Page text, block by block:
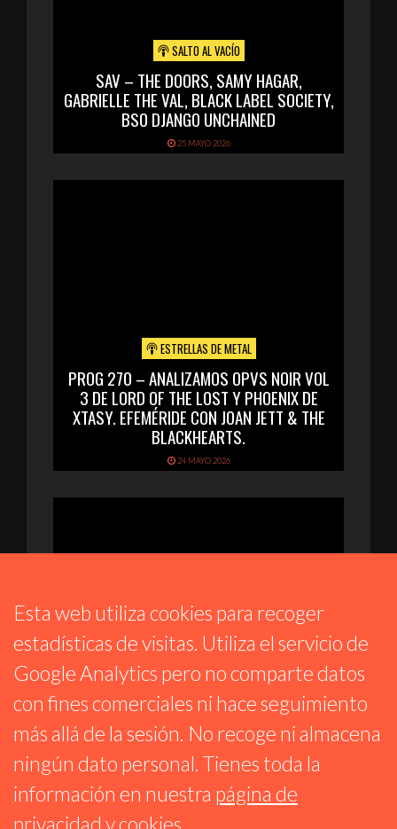
SALTO AL VACÍO
SAV – THE DOORS, SAMY HAGAR,
GABRIELLE THE VAL, BLACK LABEL SOCIETY,
BSO DJANGO UNCHAINED
25 MAYO 2026
ESTRELLAS DE METAL
PROG 270 – ANALIZAMOS OPVS NOIR VOL
3 DE LORD OF THE LOST Y PHOENIX DE
XTASY. EFEMÉRIDE CON JOAN JETT & THE
BLACKHEARTS.
24 MAYO 2026
TIEMPO DE JAZZ
ESPECIAL MILES DAVIS @100 PARTE 1:
1945 – 1958
Esta web utiliza cookies para recoger
estadísticas de visitas. Utiliza el servicio de
Google Analytics pero no comparte datos
con fines comerciales ni hace seguimiento
más allá de la sesión. No recoge ni almacena
ningún dato personal. Tienes toda la
información en nuestra página de
privacidad y cookies